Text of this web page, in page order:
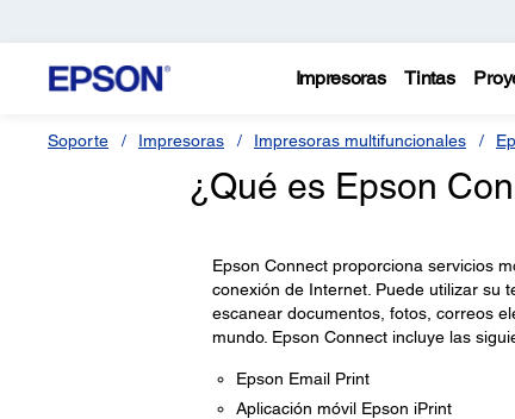
Impresoras Tintas
Soporte Impresoras Impresoras multifuncionales
¿Qué es Epson
Epson Connect proporciona servicios
conexión de Internet. Puede utilizar su
escanear documentos, fotos, correos
mundo. Epson Connect incluye las
Epson Email Print
Aplicación móvil Epson iPrint